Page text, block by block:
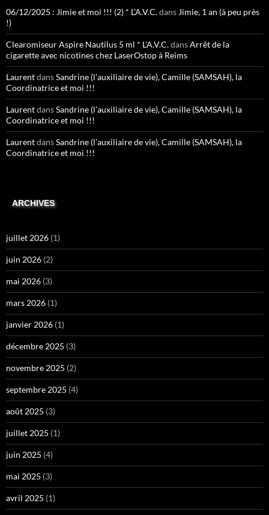
06/12/2025 : Jimie et moi !!! (2) * L'A.V.C.dans Jimie, 1 an (à peu près
!)
Clearomiseur Aspire Nautilus 5 ml * L'A.V.C.dansArrêt de la
cigarette avec nicotines chez LaserOstop à Reims
LaurentdansSandrine (l’auxiliaire de vie), Camille (SAMSAH), la
Coordinatrice et moi !!!
LaurentdansSandrine (l’auxiliaire de vie), Camille (SAMSAH), la
Coordinatrice et moi !!!
LaurentdansSandrine (l’auxiliaire de vie), Camille (SAMSAH), la
Coordinatrice et moi !!!
ARCHIVES
juillet 2026 (1)
juin 2026 (2)
mai 2026 (3)
mars 2026 (1)
janvier 2026 (1)
décembre 2025 (3)
novembre 2025 (2)
septembre 2025 (4)
août 2025 (3)
juillet 2025 (1)
juin 2025 (4)
mai 2025 (3)
avril 2025 (1)